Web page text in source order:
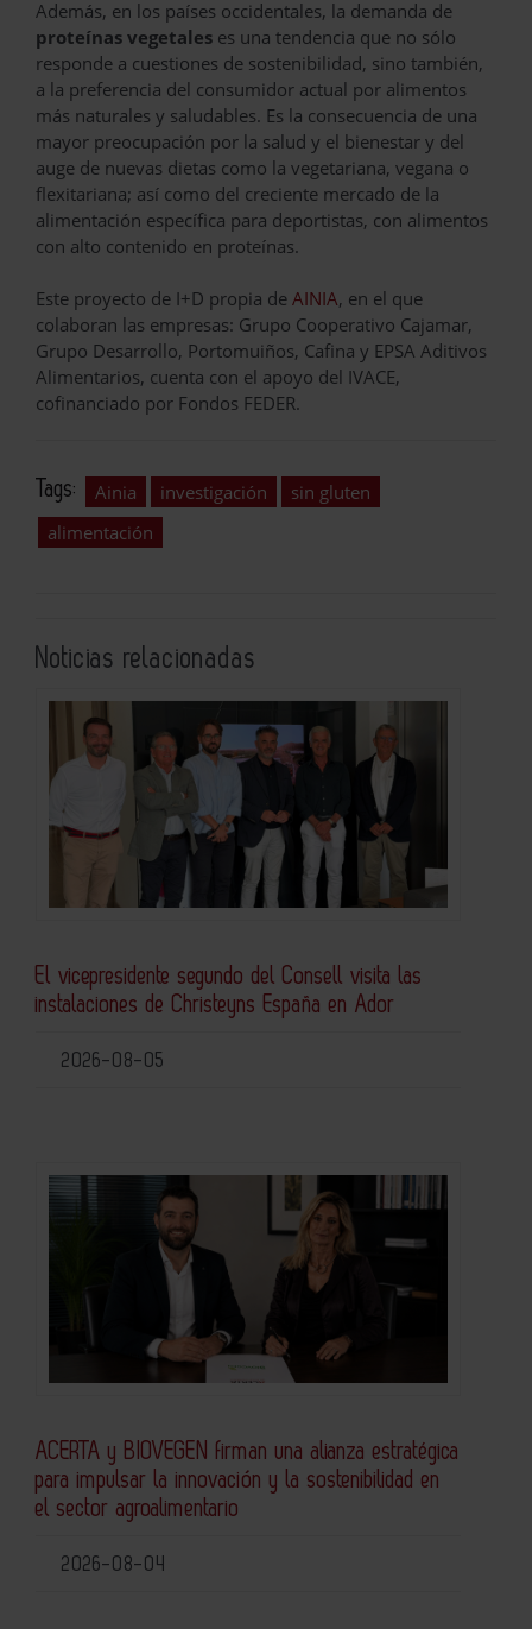
Además, en los países occidentales, la demanda de
proteínas vegetales es una tendencia que no sólo
responde a cuestiones de sostenibilidad, sino también,
a la preferencia del consumidor actual por alimentos
más naturales y saludables. Es la consecuencia de una
mayor preocupación por la salud y el bienestar y del
auge de nuevas dietas como la vegetariana, vegana o
flexitariana; así como del creciente mercado de la
alimentación específica para deportistas, con alimentos
con alto contenido en proteínas.
Este proyecto de I+D propia de AINIA, en el que
colaboran las empresas: Grupo Cooperativo Cajamar,
Grupo Desarrollo, Portomuiños, Cafina y EPSA Aditivos
Alimentarios, cuenta con el apoyo del IVACE,
cofinanciado por Fondos FEDER.
Tags: Ainia investigación
sin gluten
alimentación
Noticias relacionadas
El vicepresidente segundo del Consell visita las
instalaciones de Christeyns España en Ador
2026-08-05
ACERTA y BIOVEGEN firman una alianza estratégica
para impulsar la innovación y la sostenibilidad en
el sector agroalimentario
2026-08-04